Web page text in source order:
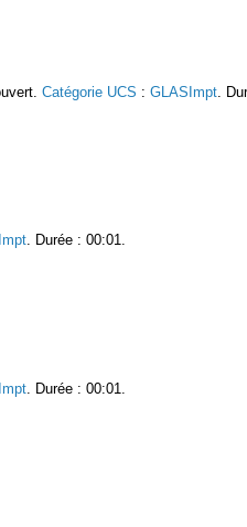
Catégorie UCS : GLASImpt .
. Durée : 00:01.
. Durée : 00:01.